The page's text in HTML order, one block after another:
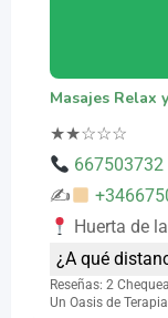
Masajes Relax
★★☆☆☆
667503732
✍
Huerta de
¿A qué
Reseñas: 2
Un Oasis de